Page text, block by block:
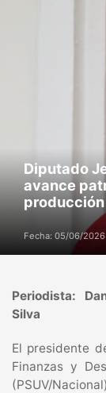
Diputado
avance
producción
Fecha: 05/06/2026
Periodista:
Silva
El presidente
Finanzas y
(PSUV/